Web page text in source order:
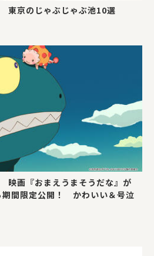
東京のじゃぶじゃぶ池10選
映画『おまえうまそうだな』が
間限定公開！ かわいい＆号泣